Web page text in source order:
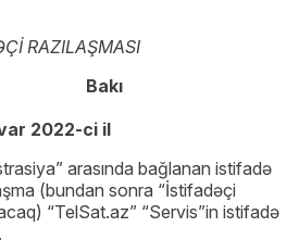
RAZILAŞMASI
Bakı
ci il
arasında bağlanan istifadə
(bundan sonra “İstifadəçi
“TelSat.az” “Servis”in istifadə